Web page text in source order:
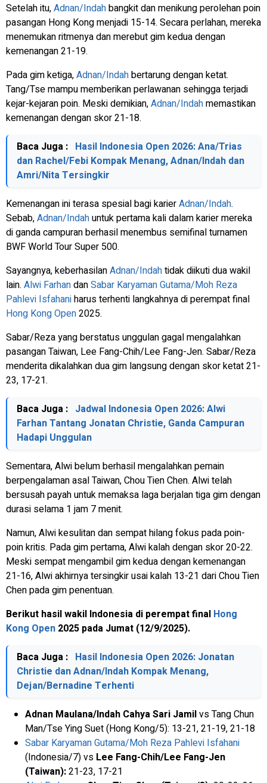
Setelah itu,Adnan/Indahbangkit dan menikung perolehan poin
pasangan Hong Kong menjadi 15-14. Secara perlahan, mereka
menemukan ritmenya dan merebut gim kedua dengan
kemenangan 21-19.
Pada gim ketiga,Adnan/Indahbertarung dengan ketat.
Tang/Tse mampu memberikan perlawanan sehingga terjadi
kejar-kejaran poin. Meski demikian,Adnan/Indahmemastikan
kemenangan dengan skor 21-18.
Baca Juga : Hasil Indonesia Open 2026: Ana/Trias
dan Rachel/Febi Kompak Menang, Adnan/Indah dan
Amri/Nita Tersingkir
Kemenangan ini terasa spesial bagi karierAdnan/Indah.
Sebab,Adnan/Indahuntuk pertama kali dalam karier mereka
di ganda campuran berhasil menembus semifinal turnamen
BWF World Tour Super 500.
Sayangnya, keberhasilanAdnan/Indahtidak diikuti dua wakil
lain. Alwi FarhandanSabar Karyaman Gutama/Moh Reza
Pahlevi Isfahaniharus terhenti langkahnya di perempat final
Hong Kong Open2025.
Sabar/Reza yang berstatus unggulan gagal mengalahkan
pasangan Taiwan, Lee Fang-Chih/Lee Fang-Jen. Sabar/Reza
menderita dikalahkan dua gim langsung dengan skor ketat 21-
23, 17-21.
Baca Juga : Jadwal Indonesia Open 2026: Alwi
Farhan Tantang Jonatan Christie, Ganda Campuran
Hadapi Unggulan
Sementara, Alwi belum berhasil mengalahkan pemain
berpengalaman asal Taiwan, Chou Tien Chen. Alwi telah
bersusah payah untuk memaksa laga berjalan tiga gim dengan
durasi selama 1 jam 7 menit.
Namun, Alwi kesulitan dan sempat hilang fokus pada poin-
poin kritis. Pada gim pertama, Alwi kalah dengan skor 20-22.
Meski sempat mengambil gim kedua dengan kemenangan
21-16, Alwi akhirnya tersingkir usai kalah 13-21 dari Chou Tien
Chen pada gim penentuan.
Berikut hasil wakil Indonesia di perempat final Hong
Kong Open 2025 pada Jumat (12/9/2025).
Baca Juga : Hasil Indonesia Open 2026: Jonatan
Christie dan Adnan/Indah Kompak Menang,
Dejan/Bernadine Terhenti
Adnan Maulana/Indah Cahya Sari JamilvsTang Chun
Man/Tse Ying Suet (Hong Kong/5): 13-21, 21-19, 21-18
Sabar Karyaman Gutama/Moh Reza Pahlevi Isfahani
(Indonesia/7) vs Lee Fang-Chih/Lee Fang-Jen
(Taiwan):21-23, 17-21